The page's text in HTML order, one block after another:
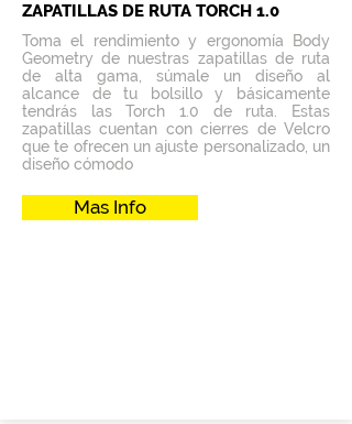
ZAPATILLAS DE RUTA TORCH 1.0
Toma el rendimiento y ergonomía Body
Geometry de nuestras zapatillas de ruta
de alta gama, súmale un diseño al
alcance de tu bolsillo y básicamente
tendrás las Torch 1.0 de ruta. Estas
zapatillas cuentan con cierres de Velcro
que te ofrecen un ajuste personalizado, un
diseño cómodo
Mas Info